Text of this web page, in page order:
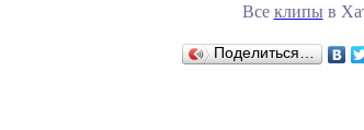
Все клипы в
Поделиться…